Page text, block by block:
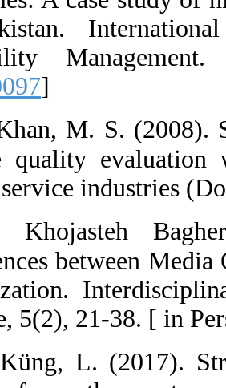
in Pakistan.
27.  Khan, M.
service quality
28. 
Differences
Organization.
29.  Küng, L.